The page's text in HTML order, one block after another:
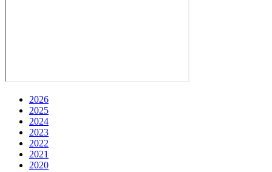
2026
2025
2024
2023
2022
2021
2020